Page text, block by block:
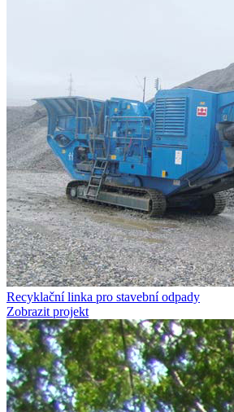
Recyklační linka pro stavební odpady
Zobrazit projekt